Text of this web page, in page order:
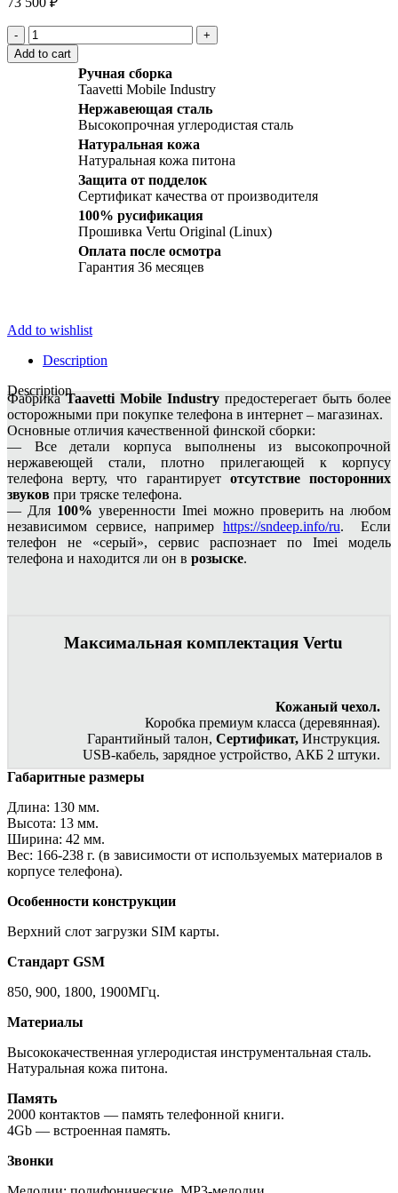
Vertu
Signature
S
Add to cart
Ручная сборка
Taavetti Mobile Industry
Нержавеющая сталь
Высокопрочная углеродистая сталь
Натуральная кожа
Натуральная кожа питона
Защита от подделок
Сертификат качества от производителя
100% русификация
Прошивка Vertu Original (Linux)
Оплата после осмотра
Гарантия 36 месяцев
Add to wishlist
Description
Description
ФабрикаTaavetti Mobile Industry предостерегает быть более
осторожными при покупке телефона в интернет – магазинах.
Основные отличия качественной финской сборки:
— Все детали корпуса выполнены из высокопрочной
нержавеющей стали, плотно прилегающей к корпусу
телефона верту, что гарантирует отсутствие посторонних
звуков при тряске телефона.
— Для 100% уверенности Imei можно проверить на любом
независимом сервисе, например https://sndeep.info/ru. Если
телефон не «серый», сервис распознает по Imei модель
телефона и находится ли он в розыске.
Максимальная комплектация Vertu
Кожаный чехол.
Коробка премиум класса (деревянная).
Гарантийный талон, Сертификат, Инструкция.
USB-кабель, зарядное устройство, АКБ 2 штуки.
Габаритные размеры
Длина: 130 мм.
Высота: 13 мм.
Ширина: 42 мм.
Вес: 166-238 г. (в зависимости от используемых материалов в
корпусе телефона).
Особенности конструкции
Верхний слот загрузки SIM карты.
Стандарт GSM
850, 900, 1800, 1900МГц.
Материалы
Высококачественная углеродистая инструментальная сталь.
Натуральная кожа питона.
Память
2000 контактов — память телефонной книги.
4Gb — встроенная память.
Звонки